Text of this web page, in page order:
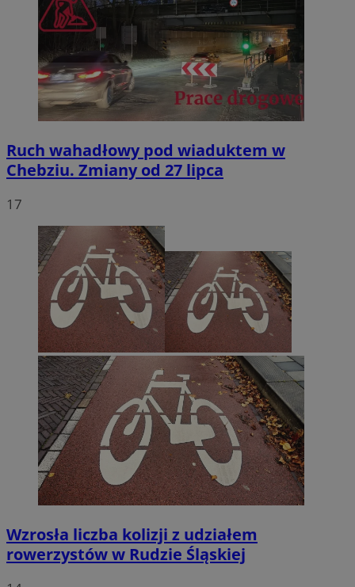
Ruch wahadłowy pod wiaduktem w
Chebziu. Zmiany od 27 lipca
17
Wzrosła liczba kolizji z udziałem
rowerzystów w Rudzie Śląskiej